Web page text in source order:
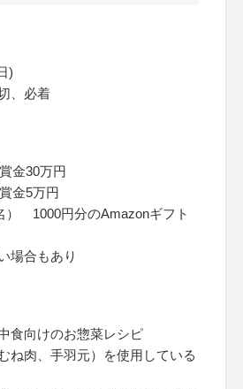
)
、必着
金30万円
金5万円
） 1000円分のAmazonギフト
場合もあり
食向けのお惣菜レシピ
ね肉、手羽元）を使用している